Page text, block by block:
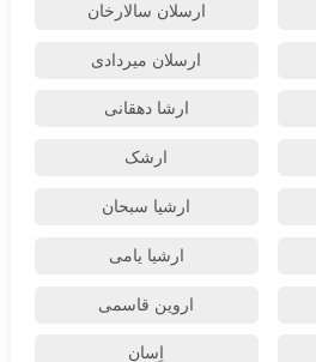
ارسلان سالارخان
ارسلان میردادی
ارشا دهقانی
ارشک
ارشیا سبحان
ارشیا یامی
اروین قاسمی
اِسان